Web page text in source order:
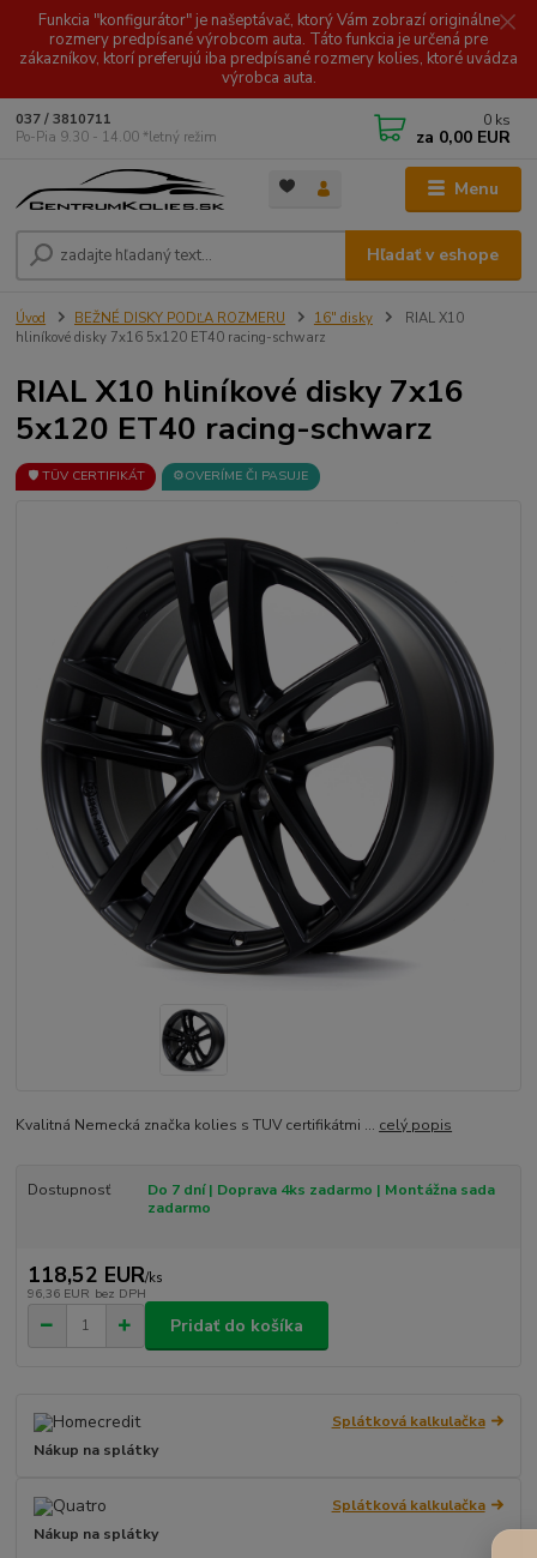
Funkcia "konfigurátor" je našeptávač, ktorý Vám zobrazí originálne
rozmery predpísané výrobcom auta. Táto funkcia je určená pre
zákazníkov, ktorí preferujú iba predpísané rozmery kolies, ktoré uvádza
výrobca auta.
Menu
Hľadať v eshope
037 / 3810711
Po-Pia 9.30 - 14.00 *letný režim
0 ks
za 0,00 EUR
Úvod BEŽNÉ DISKY PODĽA ROZMERU 16" disky
RIAL X10
hliníkové disky 7x16 5x120 ET40 racing-schwarz
RIAL X10 hliníkové disky 7x16
5x120 ET40 racing-schwarz
🛡️ TÜV CERTIFIKÁT ⚙️OVERÍME ČI PASUJE
Kvalitná Nemecká značka kolies s TUV certifikátmi ... celý popis
Dostupnosť
Do 7 dní | Doprava 4ks zadarmo | Montážna sada
zadarmo
118,52 EUR/ks
96,36 EUR bez DPH
Pridať do košíka
Splátková kalkulačka
Nákup na splátky
Splátková kalkulačka
Nákup na splátky